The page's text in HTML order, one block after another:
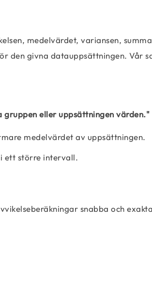
medelvärdet, variansen,
den givna datauppsättningen. Vår
eller uppsättningen värden."
medelvärdet av uppsättningen.
ett större intervall.
snabba och exakta